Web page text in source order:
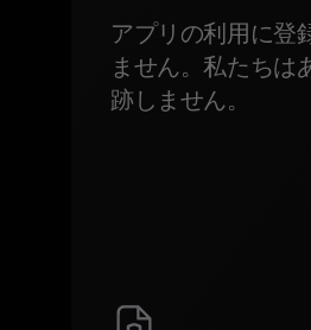
アプリの利用に登
ません。私たちは
跡しません。